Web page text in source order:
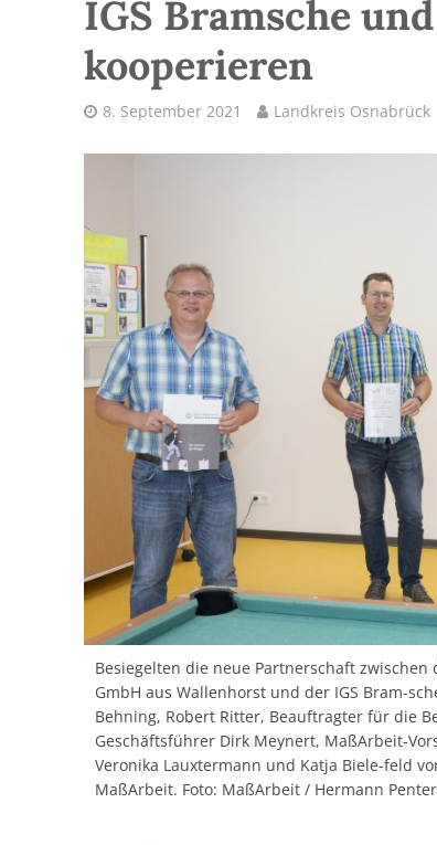
IGS Bramsche
kooperieren
8. September 2021 Landkreis Osnabrück
Besiegelten die neue Partnerschaft
GmbH aus Wallenhorst und der IGS Bram-
Behning, Robert Ritter, Beauftragter für die
Geschäftsführer Dirk Meynert, MaßArbeit-
Veronika Lauxtermann und Katja Biele-feld
MaßArbeit. Foto: MaßArbeit / Hermann